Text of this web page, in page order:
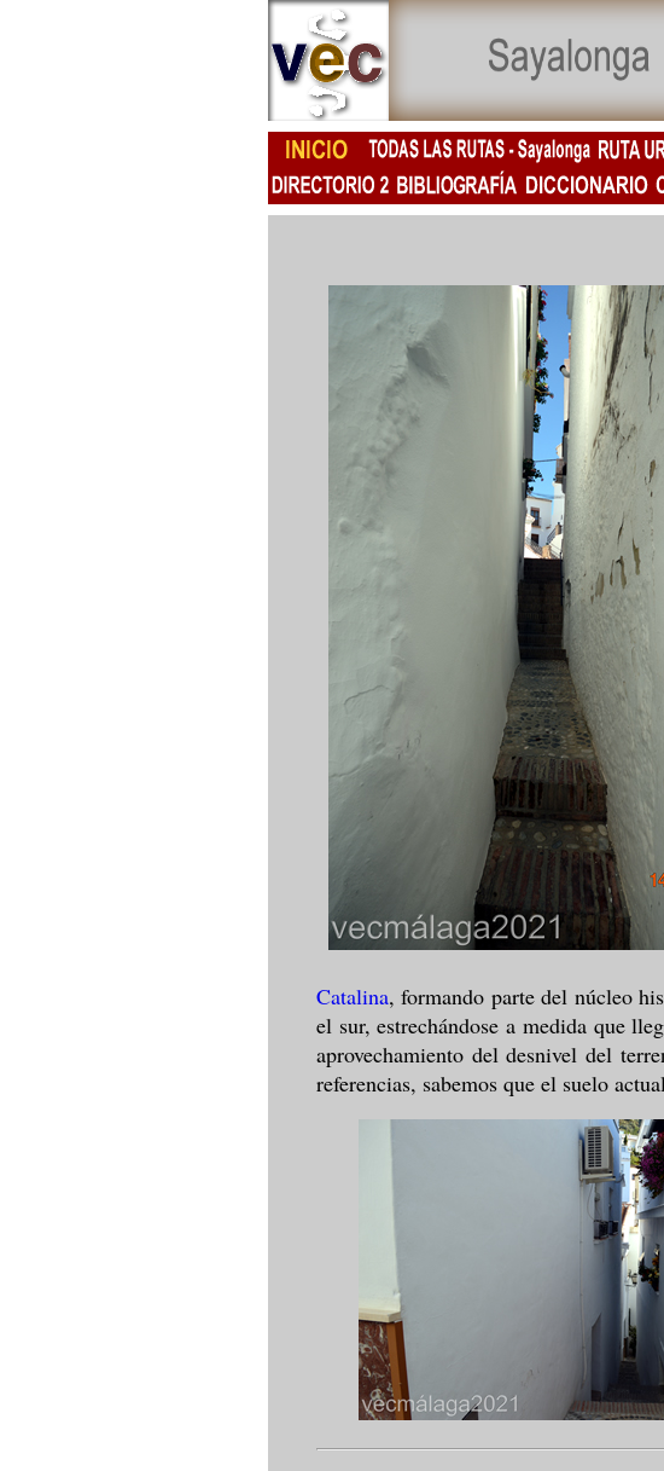
Catalina, formando parte del núcleo
el sur, estrechándose a medida que
aprovechamiento del desnivel del
referencias, sabemos que el suelo